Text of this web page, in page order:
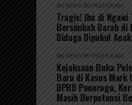
SKI NEWS SKI POLHUKAM
Tragis! Ibu di Ngawi
Bersimbah Darah di
Diduga Dipukul
SKI NEWS SKI POLHUKAM
Kejaksaan Buka
Baru di Kasus Mark
DPRD Ponorogo,
Masih Berpotensi